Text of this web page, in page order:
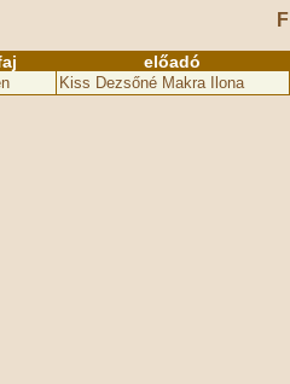
előadó
Kiss Dezsőné Makra Ilona